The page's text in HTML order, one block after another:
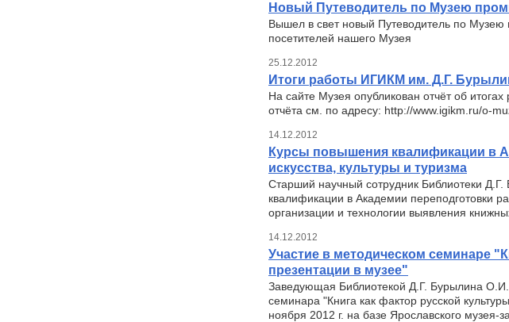
Новый Путеводитель по Музею
Вышел в свет новый Путеводитель по
посетителей нашего Музея
25.12.2012
Итоги работы ИГИКМ им. Д.Г.
На сайте Музея опубликован отчёт об
отчёта см. по адресу: http://www.igikm.ru/o-
14.12.2012
Курсы повышения квалификации в
искусства, культуры и туризма
Старший научный сотрудник Библиотеки
квалификации в Академии переподготовки
организации и технологии выявления
14.12.2012
Участие в методическом семинаре
презентации в музее"
Заведующая Библиотекой Д.Г. Бурылина О.И.
семинара "Книга как фактор русской
ноября 2012 г. на базе Ярославского музея-